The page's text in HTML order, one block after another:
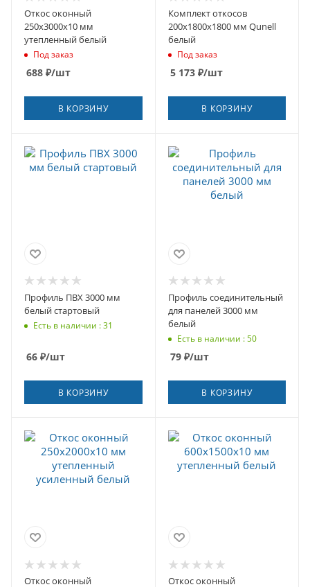
Откос оконный
250х3000х10 мм
утепленный белый
Под заказ
688 ₽/шт
В КОРЗИНУ
Комплект откосов
200х1800х1800 мм Qunell
белый
Под заказ
5 173₽/шт
В КОРЗИНУ
Профиль ПВХ 3000 мм
белый стартовый
Есть в наличии : 31
66 ₽/шт
В КОРЗИНУ
Профиль соединительный
для панелей 3000 мм
белый
Есть в наличии : 50
79₽/шт
В КОРЗИНУ
Откос оконный Откос оконный